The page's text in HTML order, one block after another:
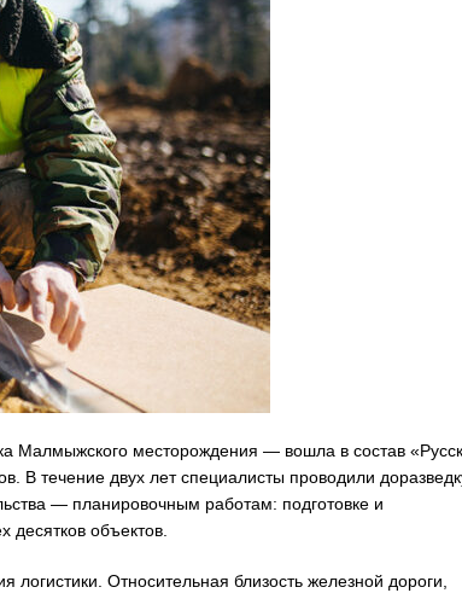
Малмыжского месторождения — вошла в состав
В течение двух лет специалисты проводили
— планировочным работам: подготовке и
объектов.
Относительная близость железной дороги,